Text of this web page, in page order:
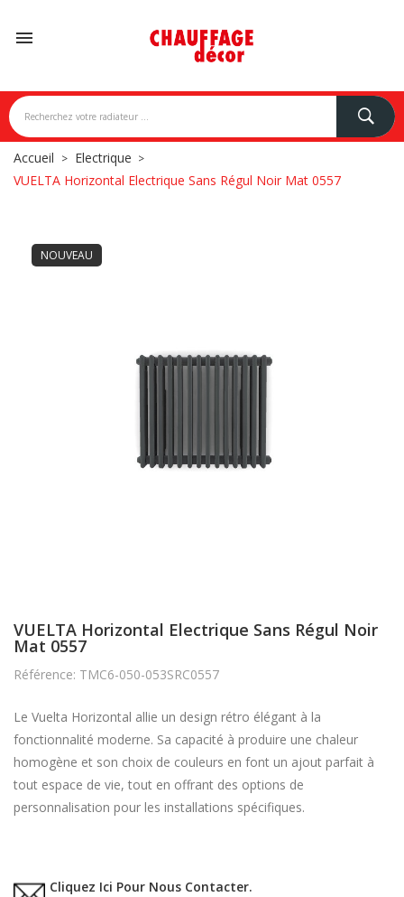

Accueil
Electrique
VUELTA Horizontal Electrique Sans Régul Noir Mat 0557
NOUVEAU
VUELTA Horizontal Electrique Sans Régul Noir
Mat 0557
Référence: TMC6-050-053SRC0557
Le Vuelta Horizontal allie un design rétro élégant à la
fonctionnalité moderne. Sa capacité à produire une chaleur
homogène et son choix de couleurs en font un ajout parfait à
tout espace de vie, tout en offrant des options de
personnalisation pour les installations spécifiques.
Cliquez Ici Pour Nous Contacter.